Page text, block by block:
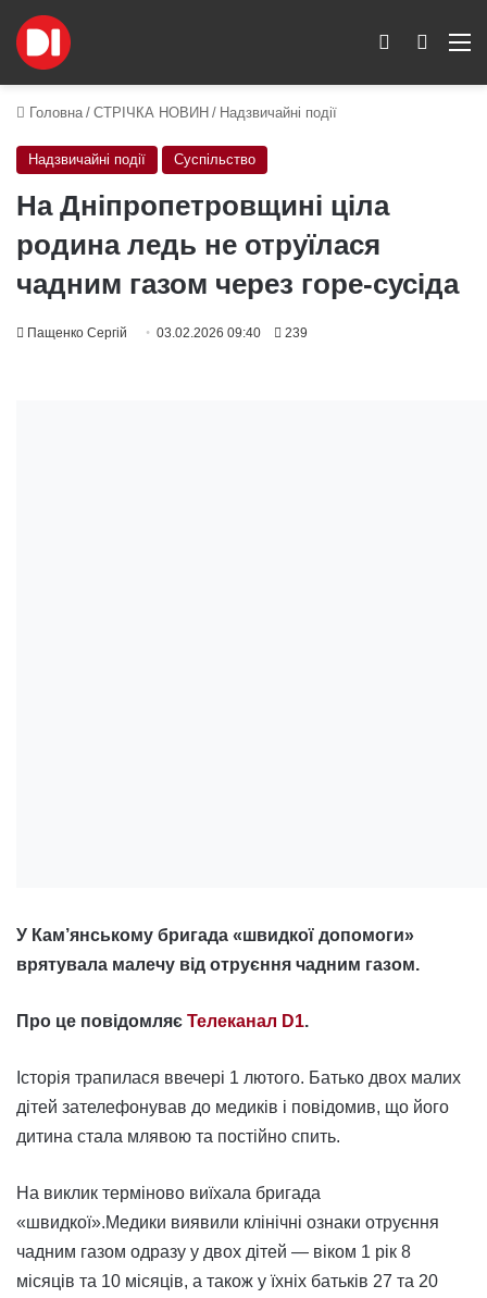
Пошук
Switch skin
Головна / СТРІЧКА НОВИН / Надзвичайні події
Надзвичайні події Суспільство
На Дніпропетровщині ціла
родина ледь не отруїлася
чадним газом через горе-сусіда
Пащенко Сергій 03.02.2026 09:40 239
У Кам’янському бригада «швидкої допомоги»
врятувала малечу від отруєння чадним газом.
Про це повідомляє Телеканал D1.
Історія трапилася ввечері 1 лютого. Батько двох малих
дітей зателефонував до медиків і повідомив, що його
дитина стала млявою та постійно спить.
На виклик терміново виїхала бригада
«швидкої».Медики виявили клінічні ознаки отруєння
чадним газом одразу у двох дітей — віком 1 рік 8
місяців та 10 місяців, а також у їхніх батьків 27 та 20